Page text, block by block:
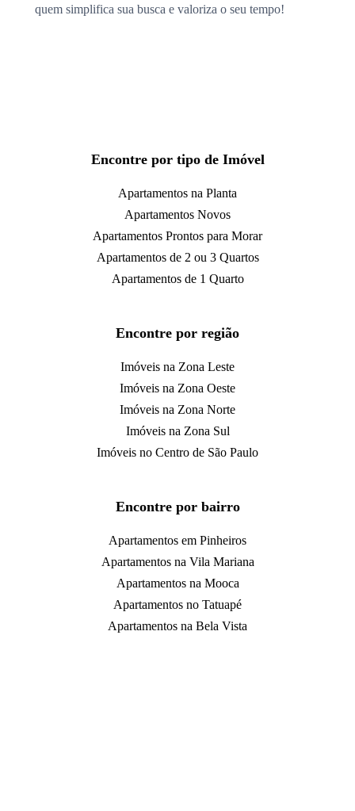
quem simplifica sua busca e valoriza o seu tempo!
Encontre por tipo de Imóvel
Apartamentos na Planta
Apartamentos Novos
Apartamentos Prontos para Morar
Apartamentos de 2 ou 3 Quartos
Apartamentos de 1 Quarto
Encontre por região
Imóveis na Zona Leste
Imóveis na Zona Oeste
Imóveis na Zona Norte
Imóveis na Zona Sul
Imóveis no Centro de São Paulo
Encontre por bairro
Apartamentos em Pinheiros
Apartamentos na Vila Mariana
Apartamentos na Mooca
Apartamentos no Tatuapé
Apartamentos na Bela Vista